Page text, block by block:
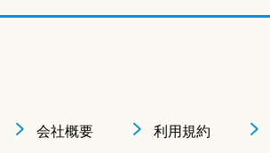
会社概要 利用規約